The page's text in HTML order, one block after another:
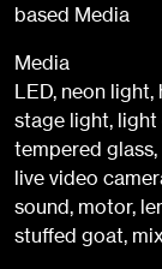
based Media
Media
LED, neon
stage light, light
tempered
live video
sound, motor,
stuffed goat,